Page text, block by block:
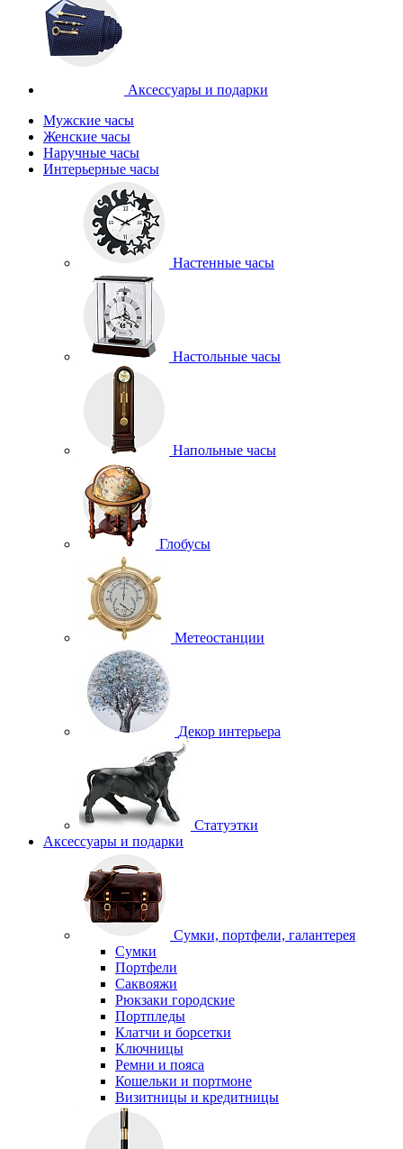
Аксессуары и подарки
Мужские часы
Женские часы
Наручные часы
Интерьерные часы
Настенные часы
Настольные часы
Напольные часы
Глобусы
Метеостанции
Декор интерьера
Статуэтки
Аксессуары и подарки
Сумки, портфели, галантерея
Сумки
Портфели
Саквояжи
Рюкзаки городские
Портпледы
Клатчи и борсетки
Ключницы
Ремни и пояса
Кошельки и портмоне
Визитницы и кредитницы